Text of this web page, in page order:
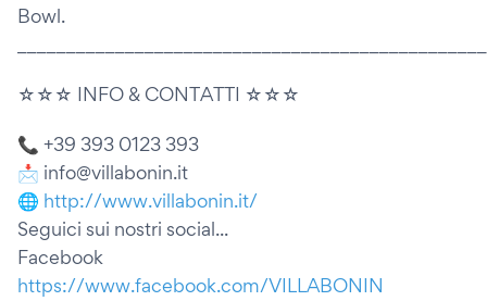
Bowl.
☆☆☆ INFO & CONTATTI ☆☆☆
📞 +39 393 0123 393
📩 info@villabonin.it
🌐 http://www.villabonin.it/
Seguici sui nostri social...
Facebook
https://www.facebook.com/VILLABONIN